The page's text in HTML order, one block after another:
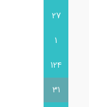
27
1
124
31